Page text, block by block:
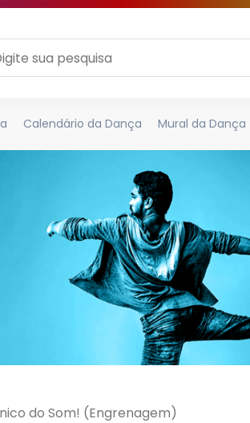
Calendário da Dança Mural da Dança
do Som! (Engrenagem)